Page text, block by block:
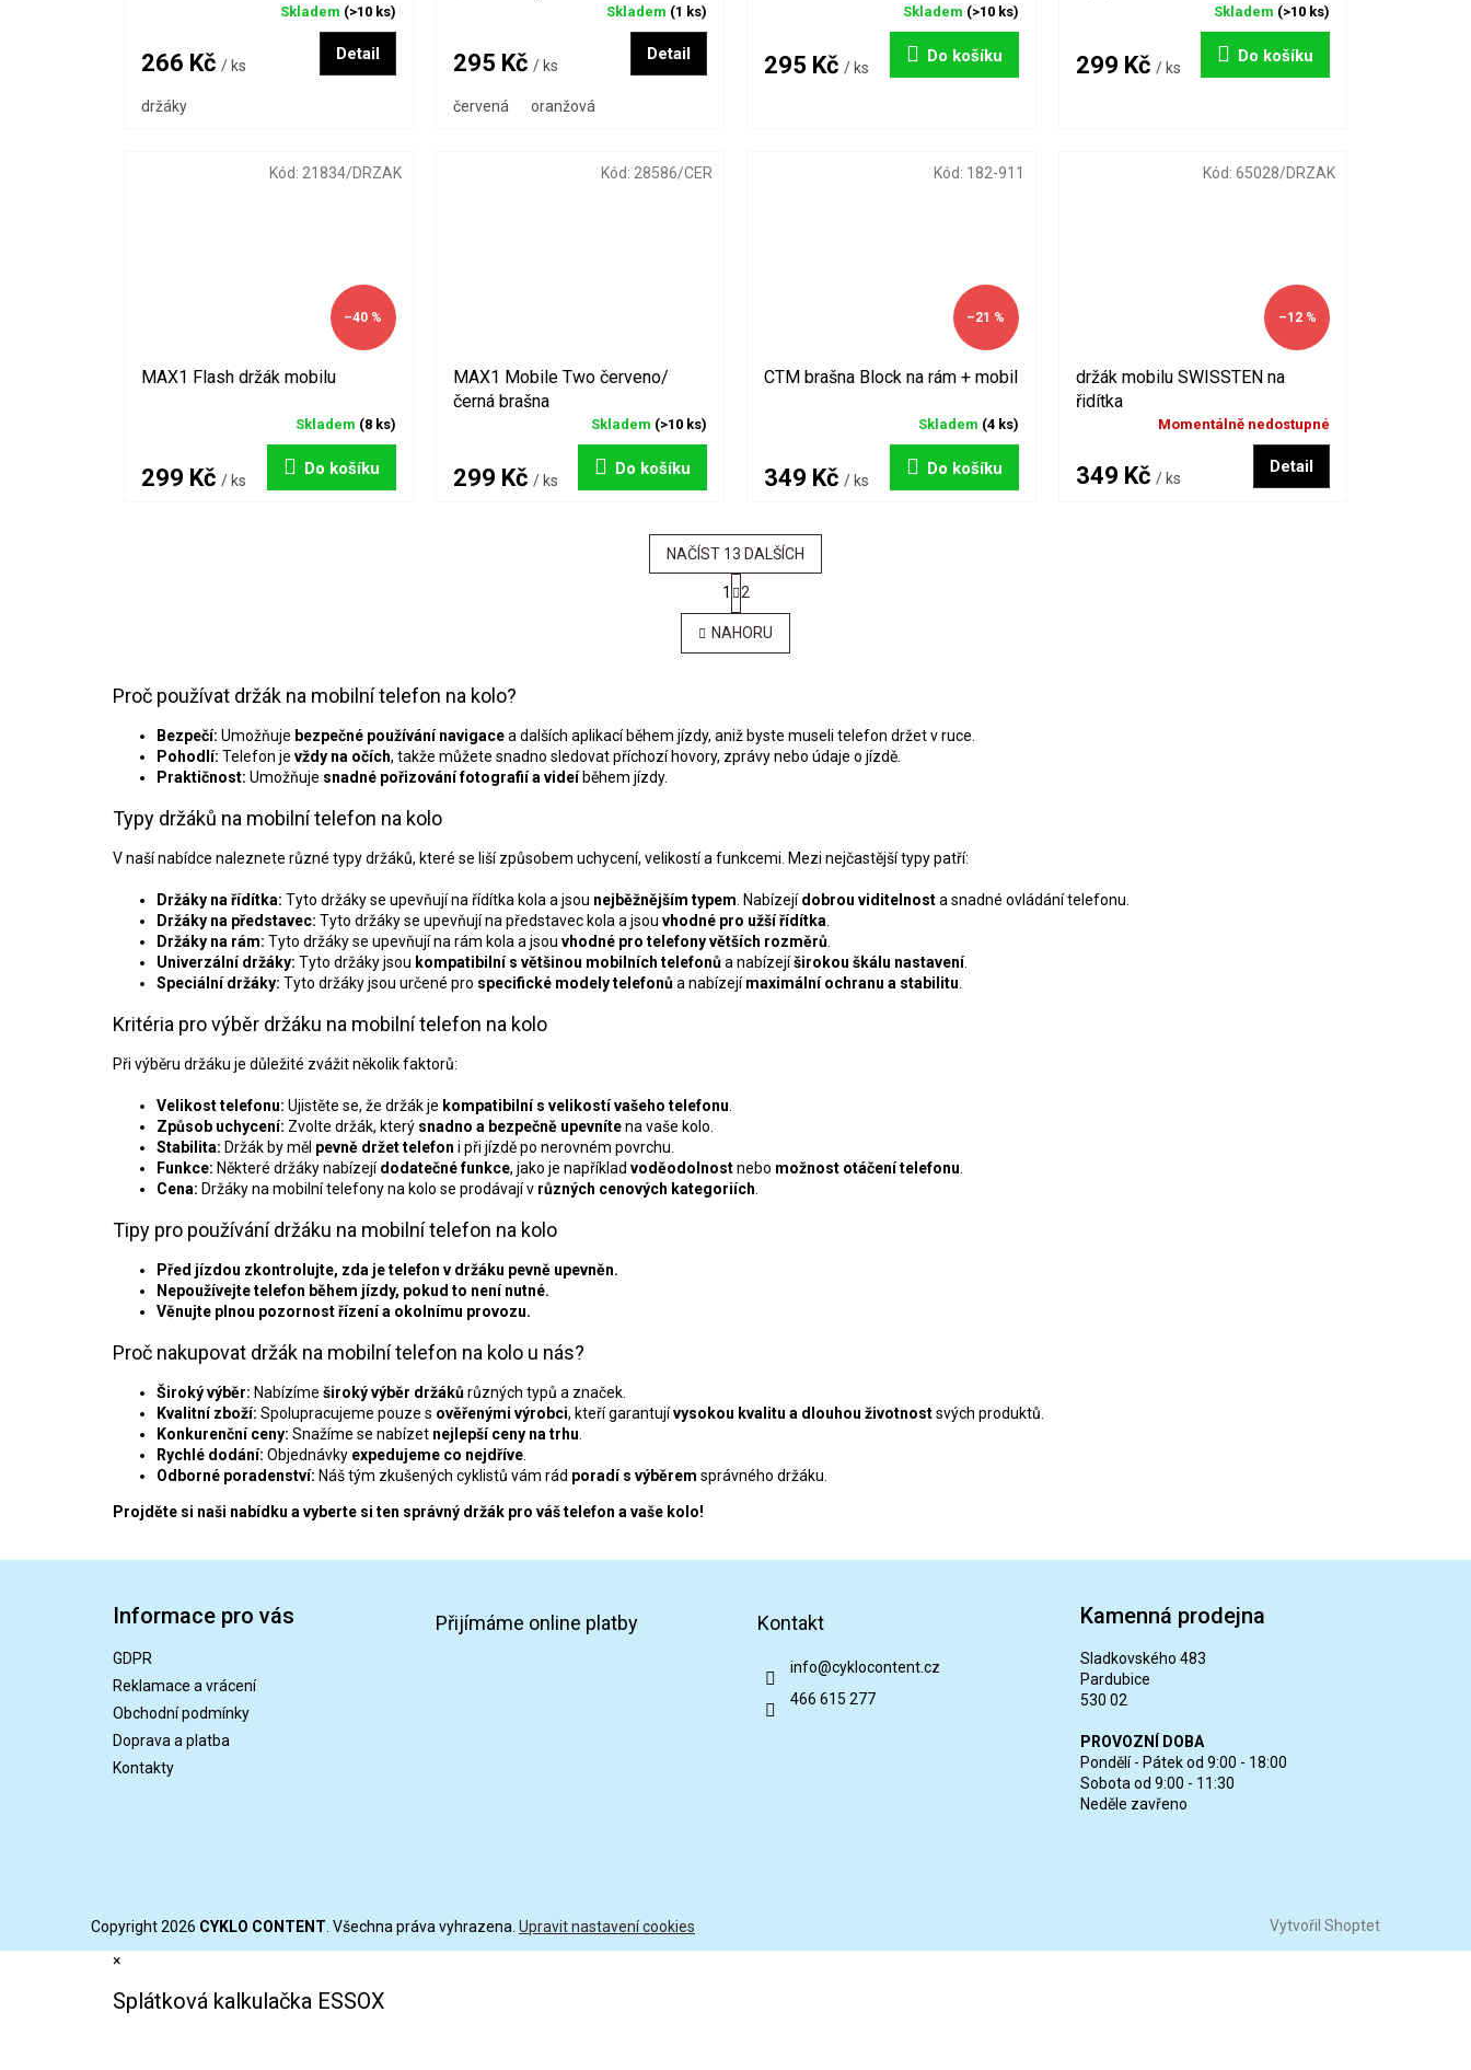
Skladem (>10 ks)
266 Kč / ks
Detail
držáky
Skladem (1 ks)
295 Kč / ks
Detail
červená oranžová
Skladem (>10 ks)
295 Kč / ks
Do košíku
Skladem (>10 ks)
299 Kč / ks
Do košíku
–40 %
MAX1 Flash držák mobilu
Skladem (8 ks)
299 Kč / ks
Do košíku
Kód: 21834/DRZAK
MAX1 Mobile Two červeno/
černá brašna
Skladem (>10 ks)
299 Kč / ks
Do košíku
Kód: 28586/CER
–21 %
CTM brašna Block na rám + mobil
Skladem (4 ks)
349 Kč / ks
Do košíku
Kód: 182-911
–12 %
držák mobilu SWISSTEN na
řidítka
Momentálně nedostupné
349 Kč / ks
Detail
Kód: 65028/DRZAK
O
v
l
c
í
p
y
ý
p
i
s
u
NAČÍST 13 DALŠÍCH
S
t
r
á
n
á
n
í
1 2
NAHORU
Proč používat držák na mobilní telefon na kolo?
Bezpečí: Umožňuje bezpečné používání navigacea dalších aplikací během jízdy, aniž byste museli telefon držet v ruce.
Pohodlí: Telefon je vždy na očích, takže můžete snadno sledovat příchozí hovory, zprávy nebo údaje o jízdě.
Praktičnost: Umožňuje snadné pořizování fotografií a videíběhem jízdy.
Typy držáků na mobilní telefon na kolo
V naší nabídce naleznete různé typy držáků, které se liší způsobem uchycení, velikostí a funkcemi. Mezi nejčastější typy patří:
Držáky na řídítka: Tyto držáky se upevňují na řídítka kola a jsou nejběžnějším typem . Nabízejídobrou viditelnosta snadné ovládání telefonu.
Držáky na představec: Tyto držáky se upevňují na představec kola a jsou vhodné pro užší řídítka
Držáky na rám: Tyto držáky se upevňují na rám kola a jsou vhodné pro telefony větších rozměrů
Univerzální držáky: Tyto držáky jsou kompatibilní s většinou mobilních telefonůa nabízejíširokou škálu nastavení.
Speciální držáky: Tyto držáky jsou určené pro specifické modely telefonůa nabízejímaximální ochranu a stabilitu
Kritéria pro výběr držáku na mobilní telefon na kolo
Při výběru držáku je důležité zvážit několik faktorů:
Velikost telefonu: Ujistěte se, že držák je kompatibilní s velikostí vašeho telefonu
Způsob uchycení: Zvolte držák, který snadno a bezpečně upevnítena vaše kolo.
Stabilita: Držák by měl pevně držet telefon i při jízdě po nerovném povrchu.
Funkce: Některé držáky nabízejídodatečné funkce, jako je například voděodolnostnebo možnost otáčení telefonu
Cena: Držáky na mobilní telefony na kolo se prodávají v různých cenových kategoriích
Tipy pro používání držáku na mobilní telefon na kolo
Před jízdou zkontrolujte, zda je telefon v držáku pevně upevněn.
Nepoužívejte telefon během jízdy, pokud to není nutné.
Věnujte plnou pozornost řízení a okolnímu provozu.
Proč nakupovat držák na mobilní telefon na kolo u nás?
Široký výběr: Nabízíme široký výběr držákůrůzných typů a značek.
Kvalitní zboží: Spolupracujeme pouze s ověřenými výrobci, kteří garantujívysokou kvalitu a dlouhou životnostsvých produktů.
Konkurenční ceny: Snažíme se nabízet nejlepší ceny na trhu
Rychlé dodání: Objednávky expedujeme co nejdříve
Odborné poradenství: Náš tým zkušených cyklistů vám rád poradí s výběrem správného držáku.
Projděte si naši nabídku a vyberte si ten správný držák pro váš telefon a vaše kolo!
Informace pro vás
GDPR
Reklamace a vrácení
Obchodní podmínky
Doprava a platba
Kontakty
Přijímáme online platby Kontakt
info@cyklocontent.cz
466 615 277
Kamenná prodejna
Sladkovského 483
Pardubice
530 02
PROVOZNÍ DOBA
Pondělí - Pátek od 9:00 - 18:00
Sobota od 9:00 - 11:30
Neděle zavřeno
Vytvořil Shoptet
Copyright 2026 CYKLO CONTENT . Všechna práva vyhrazena. Upravit nastavení cookies
×
Splátková kalkulačka ESSOX